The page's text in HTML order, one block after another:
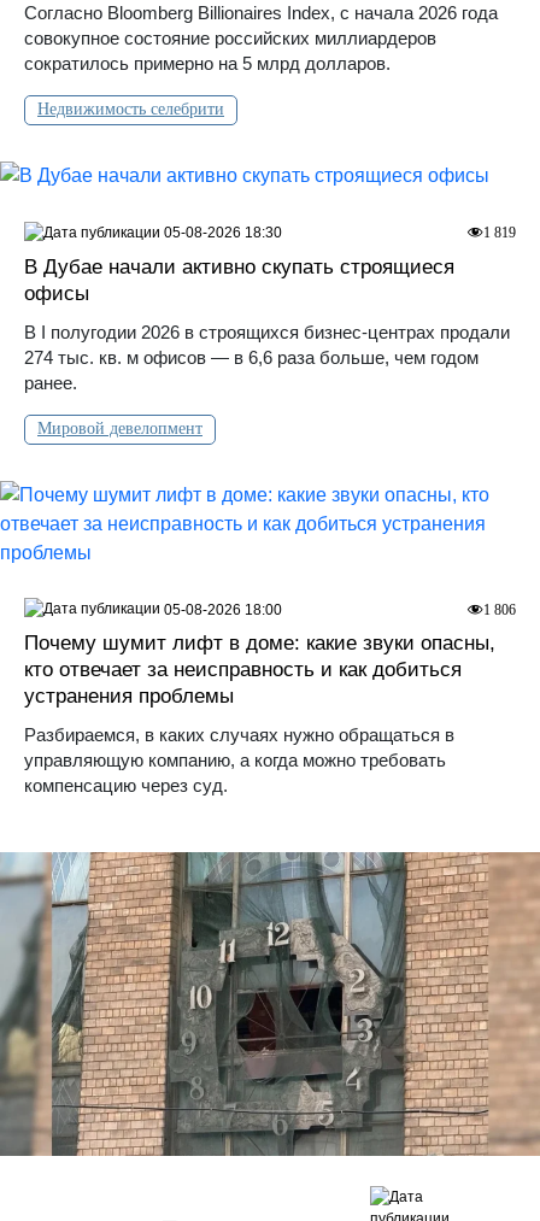
Согласно Bloomberg Billionaires Index, с начала 2026 года
совокупное состояние российских миллиардеров
сократилось примерно на 5 млрд долларов.
Недвижимость селебрити
В Дубае начали активно скупать строящиеся
офисы
В I полугодии 2026 в строящихся бизнес-центрах продали
274 тыс. кв. м офисов — в 6,6 раза больше, чем годом
ранее.
Мировой девелопмент
1 819
05-08-2026 18:30
Почему шумит лифт в доме: какие звуки опасны,
кто отвечает за неисправность и как добиться
устранения проблемы
Разбираемся, в каких случаях нужно обращаться в
управляющую компанию, а когда можно требовать
компенсацию через суд.
1 806
05-08-2026 18:00